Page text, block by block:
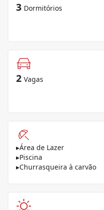
3 Dormitórios
2 Vagas
▸Área de Lazer
▸Piscina
▸Churrasqueira à carvão